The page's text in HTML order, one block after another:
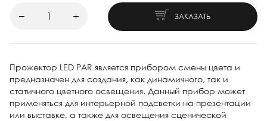
ЗАКАЗАТЬ
Прожектор LED PAR является прибором смены цвета и
предназначен для создания, как динамичного, так и
статичного цветного освещения. Данный прибор может
применяться для интерьерной подсветки на презентации
или выставке, а также для освещения сценической